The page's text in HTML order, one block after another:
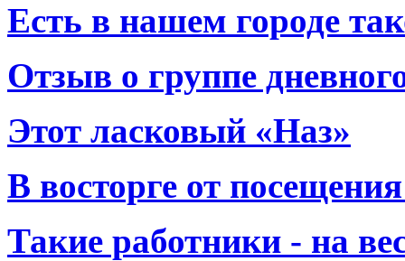
Есть в нашем городе
Отзыв о группе
Этот ласковый «Наз»
В восторге от
Такие работники - на